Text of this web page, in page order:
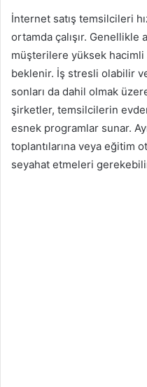
İnternet satış temsilcileri
ortamda çalışır. Genellikle
müşterilere yüksek hacimli
beklenir. İş stresli olabilir
sonları da dahil olmak
şirketler, temsilcilerin
esnek programlar sunar.
toplantılarına veya eğitim
seyahat etmeleri